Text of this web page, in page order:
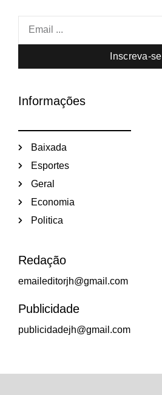
Inscreva-se
Informações
Baixada
Esportes
Geral
Economia
Politica
Redação
emaileditorjh@gmail.com
Publicidade
publicidadejh@gmail.com